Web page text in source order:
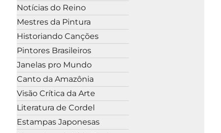
Notícias do Reino
Mestres da Pintura
Historiando Canções
Pintores Brasileiros
Janelas pro Mundo
Canto da Amazônia
Visão Crítica da Arte
Literatura de Cordel
Estampas Japonesas